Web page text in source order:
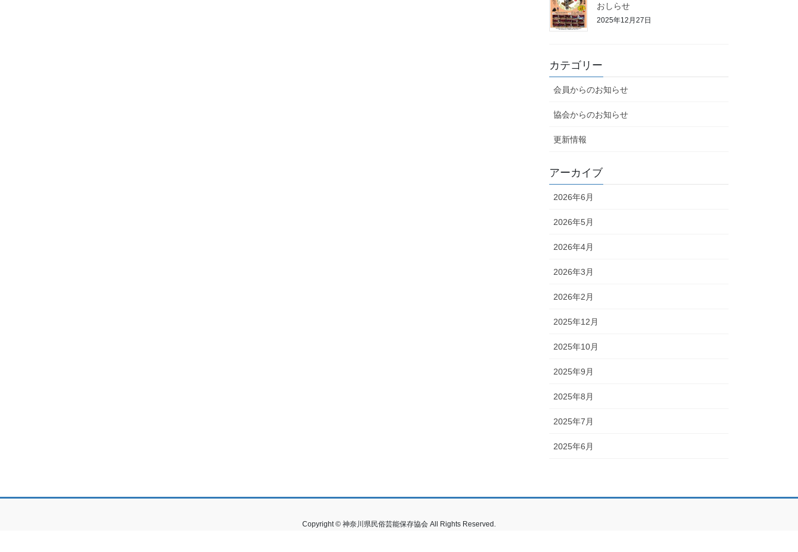
おしらせ
2025年12月27日
カテゴリー
会員からのお知らせ
協会からのお知らせ
更新情報
アーカイブ
2026年6月
2026年5月
2026年4月
2026年3月
2026年2月
2025年12月
2025年10月
2025年9月
2025年8月
2025年7月
2025年6月
Copyright © 神奈川県民俗芸能保存協会 All Rights Reserved.